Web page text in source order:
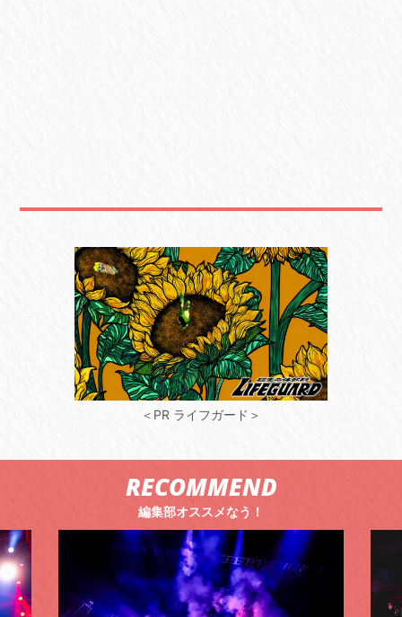
＜PR ライフガード＞
RECOMMEND
編集部オススメなう！